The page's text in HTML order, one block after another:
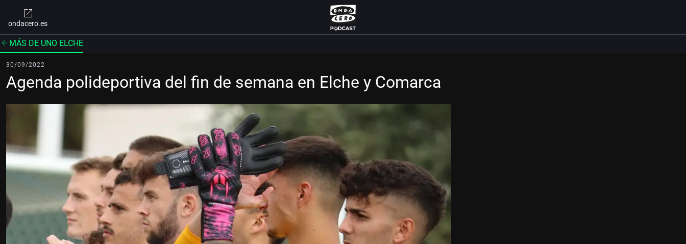
ondacero.es
MÁS DE UNO ELCHE
30/09/2022
Agenda polideportiva del fin de semana en Elche y Comarca